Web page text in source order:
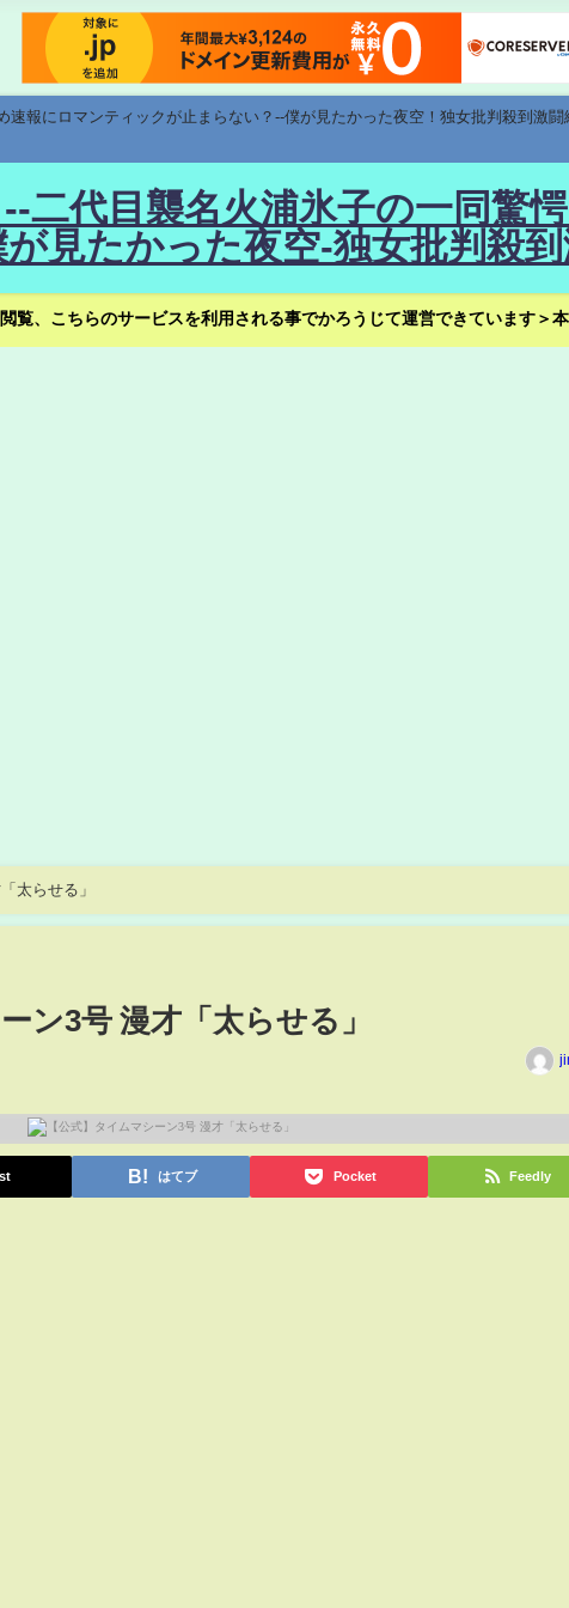
報にロマンティックが止まらない？--僕が見たかった夜空！独女批判殺到激
二代目襲名火浦氷子の一同驚
見たかった夜空-独女批判殺
覧、こちらのサービスを利用される事でかろうじて運営できています＞
太らせる」
ン3号 漫才「太らせる」
はてブ Pocket Feedly